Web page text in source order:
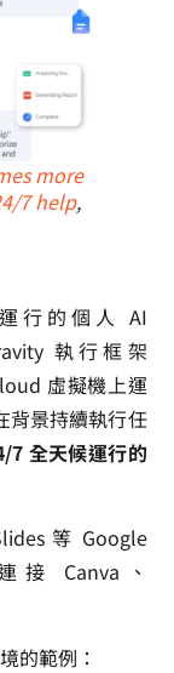
more
7 help,
行的個人 AI
執行框架
虛擬機上運
背景持續執行任
7 全天候運行的
等 Google
接 Canva、
的範例：